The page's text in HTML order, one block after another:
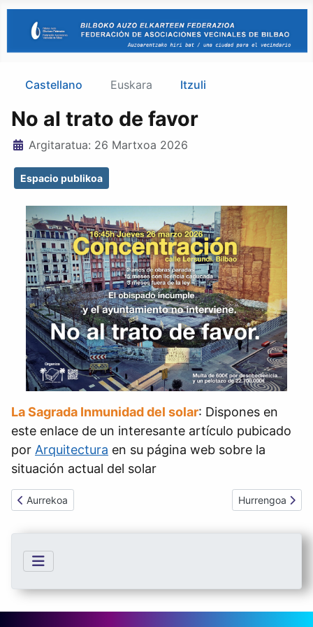
Castellano Euskara Itzuli
No al trato de favor
Xehetasunak
Argitaratua: 26 Martxoa 2026
Espacio publikoa
La Sagrada Inmunidad del solar: Dispones en
este enlace de un interesante artículo pubicado
por Arquitectura en su página web sobre la
situación actual del solar
Aurreko artikulua: korrika
Aurrekoa Hurrengo
Hurrengoa